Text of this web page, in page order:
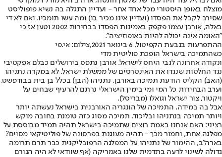
מוצלח באופן היסטורי מכל אחד אחר - ועדיין התגלה בה נשיא פופוליסט
שסירב לקבל את הפסדו (ועדיין אינו מכיר בו) ומה עשו תומכיו. ואם לא די
באלה, אורבן עצמו פקפק באמינות הפסדו בבחירות 2002 וטען אז כי
"האומה אינה יכולה להיות באופוזיציה".
ההתפרעות בגבעת הקפיטול, 6 בינואר 2021,צילום: אי.פי
כשהתמיכה בישראל הופכת פוליטית מדי
ונקודה אחרונה לגבי היחס לישראל. אורבן נתפס בירושלים כבלם אפקטיבי
נגד החלטות שנגדו את האינטרסים של ממשלת ישראל. לא במקרה נתניהו
(האב) הקליט הודעת תמיכה באורבן, נתניהו (הבן) בכלל בן בית בבודפשט,
וערב הבחירות כל המי ומי בימין הישראלי נרתם להרעיף שבחים על
ויקטור, צור ישראל וגואלו (מבריסל).
אבל בה במידה, התמיכה של הונגריה האורבנית בישראל נעשתה יותר
ויותר תמיכה בנתניהו ובליכוד. תמיכה מסוג כזה טומנת בחובה מוקש
רציני: האם אנחנו באמת רוצים שתמיכה בישראל תהיה תמיד מבוססת על
מפלגה אחת, וחמור מכך - תהיה מעוגנת בפרסונה של פוליטיקאי מסוים?
בארה"ב, ההימור של נתניהו על המפלגה הרפובליקנית כבר תרם תרומה
גדולה לשינוי לרעה בתדמית שלנו באמריקה (אף שוודאי לא היה הגורם